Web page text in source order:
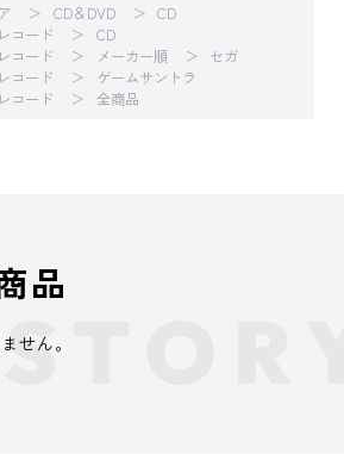
CD＆DVD
CD
コード
CD
コード メーカー順
セガ
コード
ゲームサントラ
コード 全商品
品
せん。